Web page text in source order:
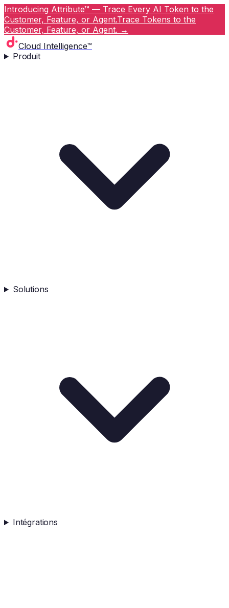
Introducing Attribute™ — Trace Every AI Token to the
Customer, Feature, or Agent.Trace Tokens to the
Customer, Feature, or Agent. →
Cloud Intelligence™
Produit
Solutions
Intégrations